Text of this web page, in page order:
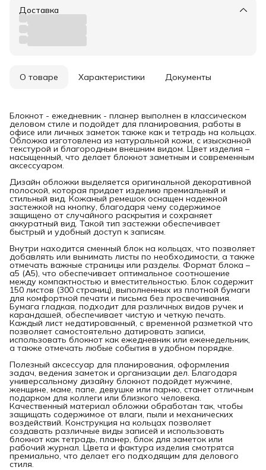
Доставка
О товаре Характеристики Документы
Блокнот - ежедневник - планер выполнен в классическом
деловом стиле и подойдет для планирования, работы в
офисе или личных заметок также как и тетрадь на кольцах.
Обложка изготовлена из натуральной кожи, с изысканной
текстурой и благородным внешним видом. Цвет изделия –
насыщенный, что делает блокнот заметным и современным
аксессуаром.
Дизайн обложки выделяется оригинальной декоративной
полоской, которая придает изделию премиальный и
стильный вид. Кожаный ремешок оснащен надежной
застежкой на кнопку, благодаря чему содержимое
защищено от случайного раскрытия и сохраняет
аккуратный вид. Такой тип застежки обеспечивает
быстрый и удобный доступ к записям.
Внутри находится сменный блок на кольцах, что позволяет
добавлять или вынимать листы по необходимости, а также
отмечать важные страницы или разделы. Формат блока –
а5 (А5), что обеспечивает оптимальное соотношение
между компактностью и вместительностью. Блок содержит
150 листов (300 страниц), выполненных из плотной бумаги
для комфортной печати и письма без просвечивания.
Бумага гладкая, подходит для различных видов ручек и
карандашей, обеспечивает чистую и четкую печать.
Каждый лист недатированный, с временной разметкой что
позволяет самостоятельно датировать записи,
использовать блокнот как ежедневник или еженедельник,
а также отмечать любые события в удобном порядке.
Полезный аксессуар для планирования, оформления
задач, ведения заметок и организации дел. Благодаря
универсальному дизайну блокнот подойдет мужчине,
женщине, маме, папе, девушке или парню, станет отличным
подарком для коллеги или близкого человека.
Качественный материал обложки обработан так, чтобы
защищать содержимое от влаги, пыли и механических
воздействий. Конструкция на кольцах позволяет
создавать различные виды записей и использовать
блокнот как тетрадь, планер, блок для заметок или
рабочий журнал. Цвета и фактура изделия смотрятся
премиально, что делает его подходящим для делового
стиля.